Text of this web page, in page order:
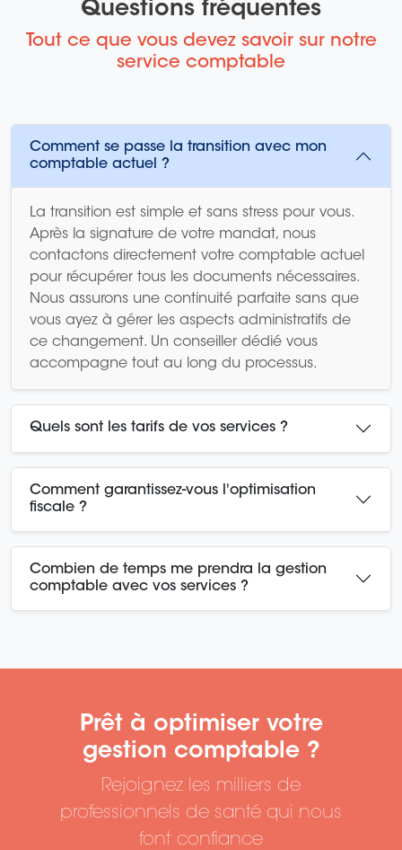
Questions fréquentes
Tout ce que vous devez savoir sur notre
service comptable
Comment se passe la transition avec mon
comptable actuel ?
La transition est simple et sans stress pour vous.
Après la signature de votre mandat, nous
contactons directement votre comptable actuel
pour récupérer tous les documents nécessaires.
Nous assurons une continuité parfaite sans que
vous ayez à gérer les aspects administratifs de
ce changement. Un conseiller dédié vous
accompagne tout au long du processus.
Quels sont les tarifs de vos services ?
Comment garantissez-vous l'optimisation
fiscale ?
Combien de temps me prendra la gestion
comptable avec vos services ?
Prêt à optimiser votre
gestion comptable ?
Rejoignez les milliers de
professionnels de santé qui nous
font confiance